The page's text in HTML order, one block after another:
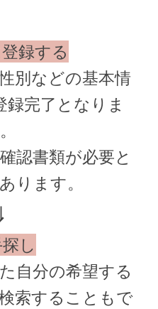
録する
別などの基本情
完了となりま
認書類が必要と
ります。
し
自分の希望する
索することもで